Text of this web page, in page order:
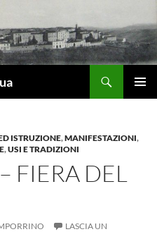
ISTRUZIONE,MANIFESTAZIONI,
,USI E TRADIZIONI
FIERA DEL
LASCIA UN